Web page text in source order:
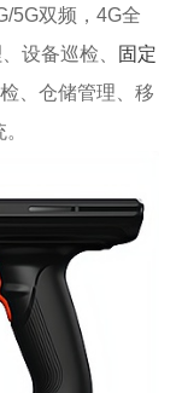
5G双频，4G全
、设备巡检、
固定
、仓储管理、移